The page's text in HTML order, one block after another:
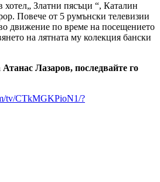
Златни пясъци “, Каталин
Повече от 5 румънски телевизии
движение по време на посещението
на лятната му колекция бански
Атанас Лазаров, последвайте го
tv/CTkMGKPioN1/?